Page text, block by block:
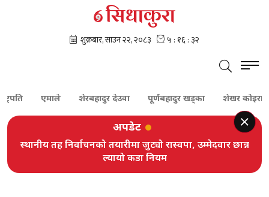
एमाले शेरबहादुर देउवा पूर्णबहादुर खड्का शेखर कोइराला
अपडेट
स्थानीय तह निर्वाचनको तयारीमा जुट्यो रास्वपा, उम्मेदवार छान्न
ल्यायो कडा नियम